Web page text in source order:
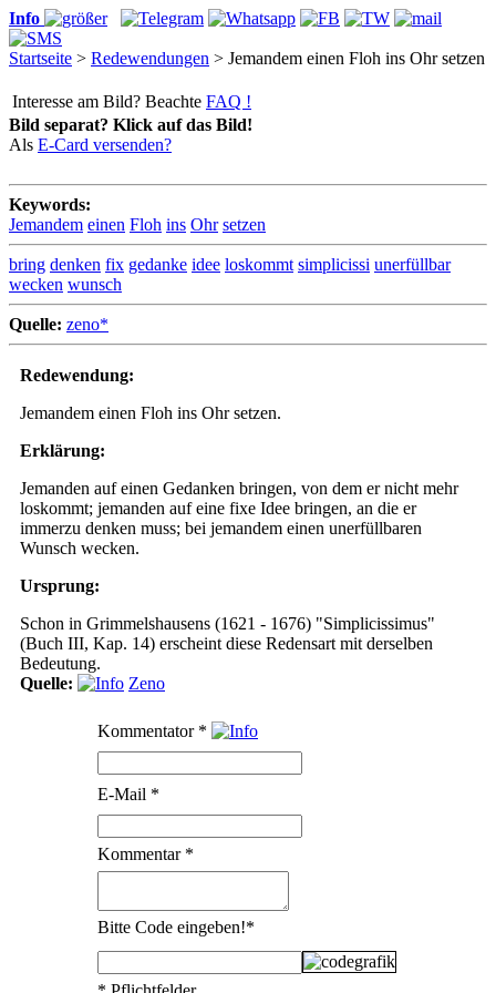
Info
Startseite > Redewendungen > Jemandem einen Floh ins Ohr setzen
Interesse am Bild? Beachte FAQ !
Bild separat? Klick auf das Bild!
Als E-Card versenden?
Keywords:
Jemandem einen Floh ins Ohr setzen
bring denken fix gedanke idee loskommt simplicissi unerfüllbar
wecken wunsch
Quelle: zeno*
Redewendung:
Jemandem einen Floh ins Ohr setzen.
Erklärung:
Jemanden auf einen Gedanken bringen, von dem er nicht mehr
loskommt; jemanden auf eine fixe Idee bringen, an die er
immerzu denken muss; bei jemandem einen unerfüllbaren
Wunsch wecken.
Ursprung:
Schon in Grimmelshausens (1621 - 1676) "Simplicissimus"
(Buch III, Kap. 14) erscheint diese Redensart mit derselben
Bedeutung.
Quelle:
Zeno
Kommentator *
E-Mail *
Kommentar *
Bitte Code eingeben!*